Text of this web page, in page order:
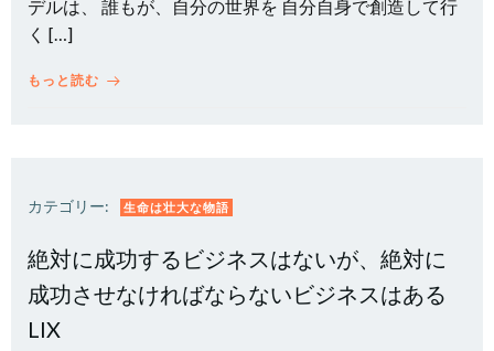
デルは、 誰もが、自分の世界を 自分自身で創造して行
く […]
もっと読む
カテゴリー: 生命は壮大な物語
絶対に成功するビジネスはないが、絶対に
成功させなければならないビジネスはある
LIX